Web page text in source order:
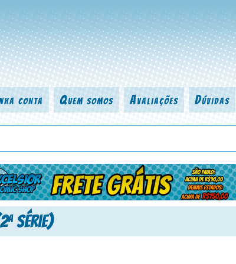
conta Quem somos Avaliações Dúvidas
revista, personagem, série, escritor, desenhista, arte-
aSérie)